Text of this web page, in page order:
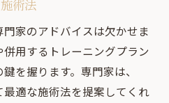
術法
家のアドバイスは欠かせま
用するトレーニングプラン
を握ります。専門家は、
適な施術法を提案してくれ